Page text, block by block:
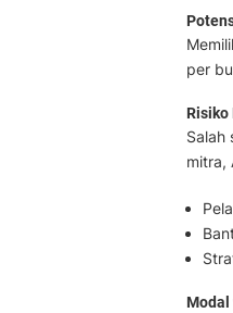
per
Risiko
Salah
mitra,
Modal